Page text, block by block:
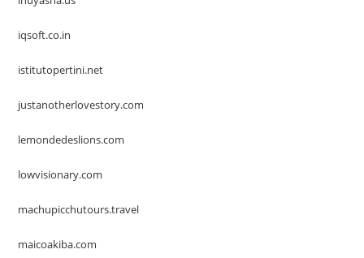
iqsoft.co.in
istitutopertini.net
justanotherlovestory.com
lemondedeslions.com
lowvisionary.com
machupicchutours.travel
maicoakiba.com